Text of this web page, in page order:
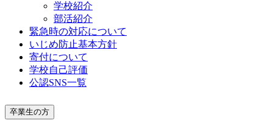
学校紹介
部活紹介
緊急時の対応について
いじめ防止基本方針
寄付について
学校自己評価
公認SNS一覧
卒業生の方